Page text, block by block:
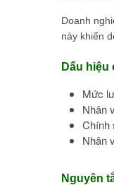
Doanh
này khiến
Dấu
Mức
Nhân
Chính
Nhân
Nguyên